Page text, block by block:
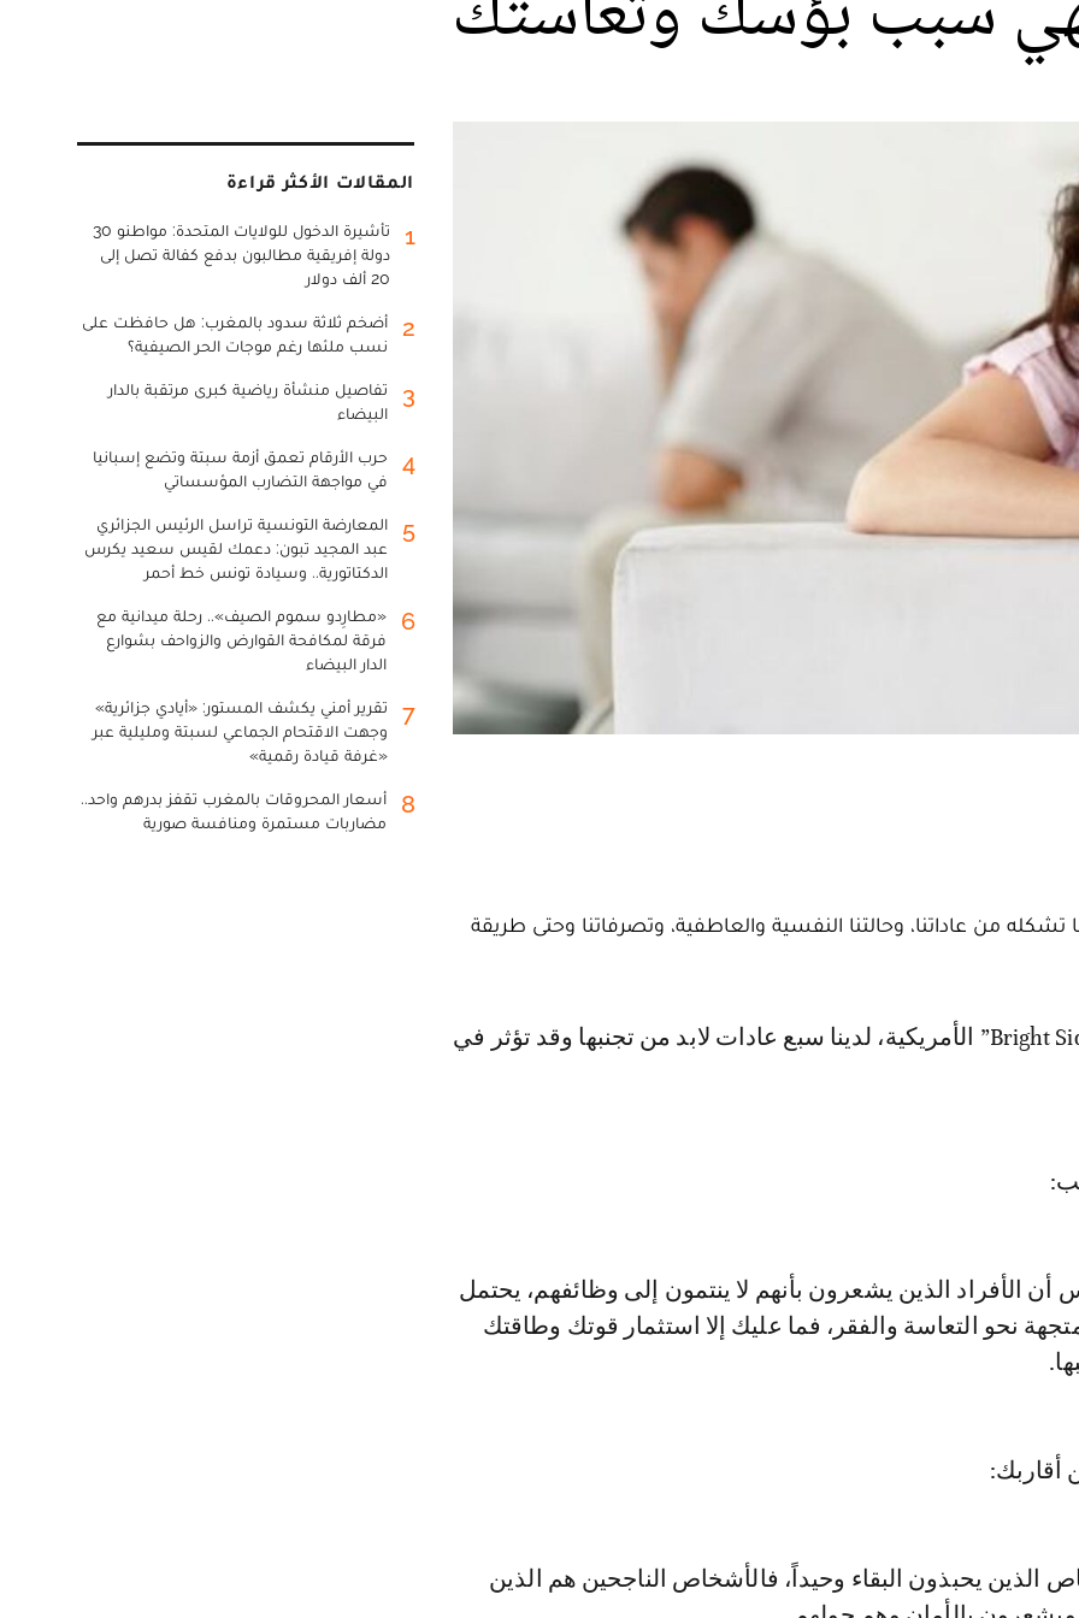
من عاداتنا، وحالتنا النفسية والعاطفية، وتصرفاتنا وحتى طريقة
أن الأفراد الذين يشعرون بأنهم لا ينتمون إلى وظائفهم، يحتمل
نحو التعاسة والفقر، فما عليك إلا استثمار قوتك وطاقتك
الذين يحبذون البقاء وحيداً، فالأشخاص الناجحين هم الذين
المقالات الأكثر قراءة
1
تأشيرة الدخول للولايات المتحدة: مواطنو 30
دولة إفريقية مطالبون بدفع كفالة تصل إلى
20 ألف دولار
2
أضخم ثلاثة سدود بالمغرب: هل حافظت على
نسب ملئها رغم موجات الحر الصيفية؟
3
تفاصيل منشأة رياضية كبرى مرتقبة بالدار
البيضاء
4
حرب الأرقام تعمق أزمة سبتة وتضع إسبانيا
في مواجهة التضارب المؤسساتي
5
المعارضة التونسية تراسل الرئيس الجزائري
عبد المجيد تبون: دعمك لقيس سعيد يكرس
الدكتاتورية.. وسيادة تونس خط أحمر
6
«مطارِدو سموم الصيف».. رحلة ميدانية مع
فرقة لمكافحة القوارض والزواحف بشوارع
الدار البيضاء
7
تقرير أمني يكشف المستور: «أيادي جزائرية»
وجهت الاقتحام الجماعي لسبتة ومليلية عبر
«غرفة قيادة رقمية»
8
أسعار المحروقات بالمغرب تقفز بدرهم واحد..
مضاربات مستمرة ومنافسة صورية